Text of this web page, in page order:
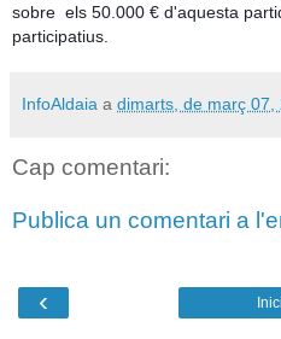
sobre els 50.000 € d'aquesta
participatius.
InfoAldaia a dimarts, de març 07,
Cap comentari:
Publica un comentari a
‹ Inici